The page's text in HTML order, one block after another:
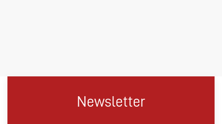
Newsletter